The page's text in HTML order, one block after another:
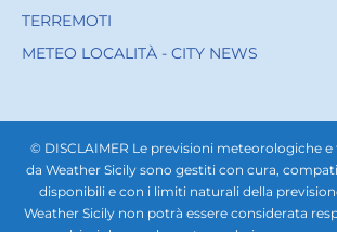
TERREMOTI
METEO LOCALITÀ - CITY NEWS
© DISCLAIMER Le previsioni meteorologiche
da Weather Sicily sono gestiti con cura,
disponibili e con i limiti naturali della
Weather Sicily non potrà essere considerata